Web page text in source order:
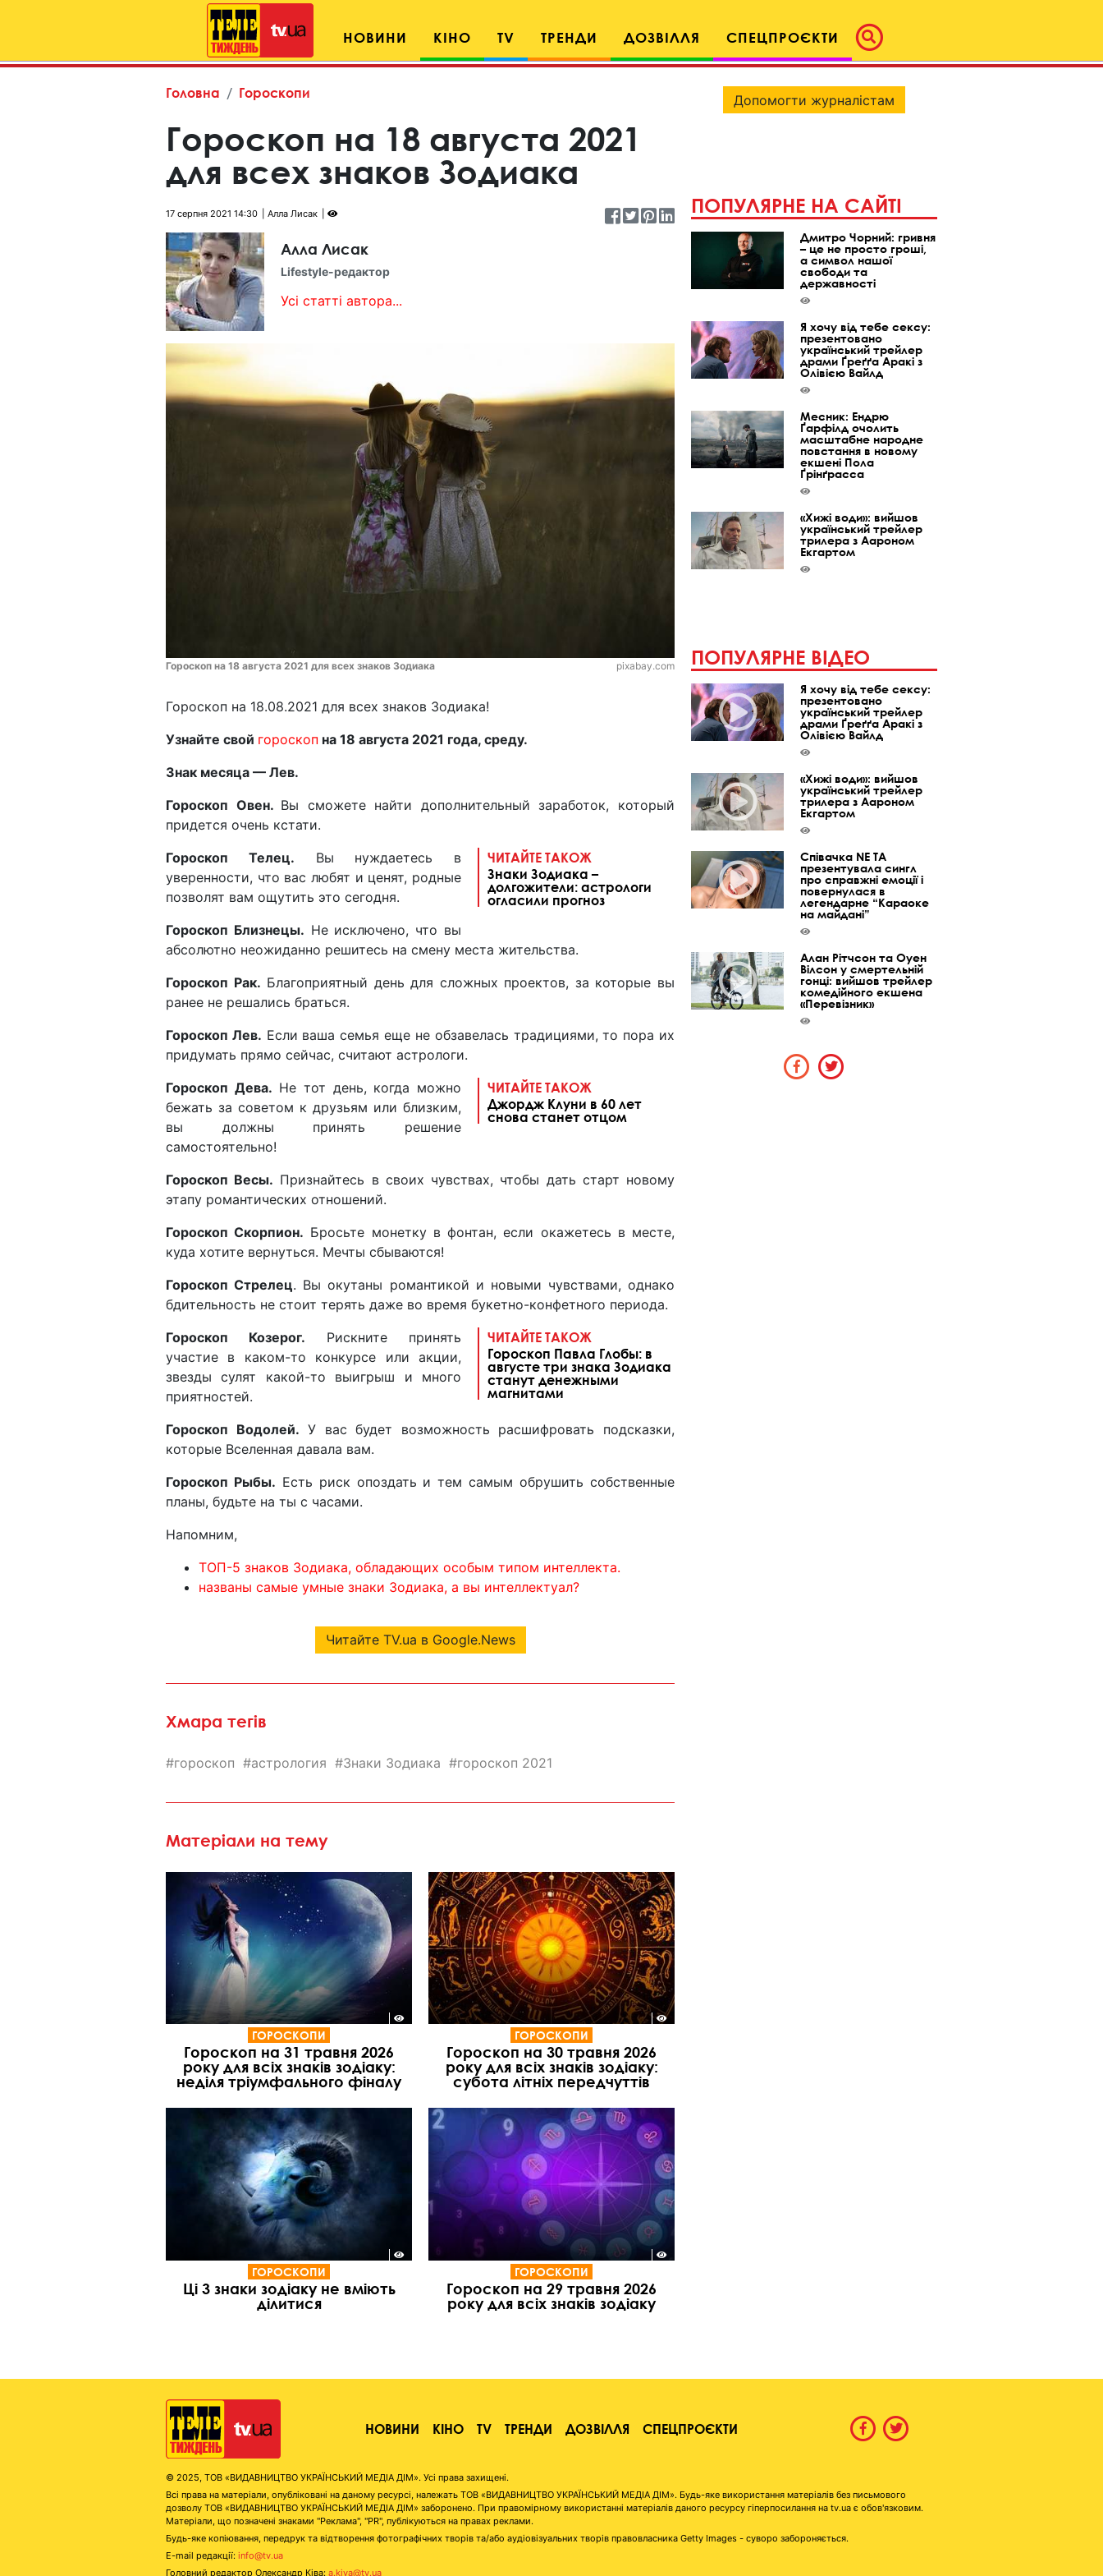
НОВИНИ КІНО TV ТРЕНДИ ДОЗВІЛЛЯ СПЕЦПРОЄКТИ
Головна Гороскопи
Гороскоп на 18 августа 2021
для всех знаков Зодиака
17 серпня 2021 14:30 Алла Лисак
Алла Лисак
Lifestyle-редактор
Усі статті автора...
Гороскоп на 18 августа 2021 для всех знаков Зодиака pixabay.com
Гороскоп на 18.08.2021 для всех знаков Зодиака!
Узнайте свой гороскоп на 18 августа 2021 года, среду.
Знак месяца — Лев.
Гороскоп Овен. Вы сможете найти дополнительный заработок, который
придется очень кстати.
ЧИТАЙТЕ ТАКОЖ
Знаки Зодиака –
долгожители: астрологи
огласили прогноз
Гороскоп Телец. Вы нуждаетесь в
уверенности, что вас любят и ценят, родные
позволят вам ощутить это сегодня.
Гороскоп Близнецы. Не исключено, что вы
абсолютно неожиданно решитесь на смену места жительства.
Гороскоп Рак. Благоприятный день для сложных проектов, за которые вы
ранее не решались браться.
Гороскоп Лев. Если ваша семья еще не обзавелась традициями, то пора их
придумать прямо сейчас, считают астрологи.
ЧИТАЙТЕ ТАКОЖ
Джордж Клуни в 60 лет
снова станет отцом
Гороскоп Дева. Не тот день, когда можно
бежать за советом к друзьям или близким,
вы должны принять решение
самостоятельно!
Гороскоп Весы. Признайтесь в своих чувствах, чтобы дать старт новому
этапу романтических отношений.
Гороскоп Скорпион. Бросьте монетку в фонтан, если окажетесь в месте,
куда хотите вернуться. Мечты сбываются!
Гороскоп Стрелец. Вы окутаны романтикой и новыми чувствами, однако
бдительность не стоит терять даже во время букетно-конфетного периода.
ЧИТАЙТЕ ТАКОЖ
Гороскоп Павла Глобы: в
августе три знака Зодиака
станут денежными
магнитами
Гороскоп Козерог. Рискните принять
участие в каком-то конкурсе или акции,
звезды сулят какой-то выигрыш и много
приятностей.
Гороскоп Водолей. У вас будет возможность расшифровать подсказки,
которые Вселенная давала вам.
Гороскоп Рыбы. Есть риск опоздать и тем самым обрушить собственные
планы, будьте на ты с часами.
Напомним,
ТОП-5 знаков Зодиака, обладающих особым типом интеллекта.
названы самые умные знаки Зодиака, а вы интеллектуал?
Читайте TV.ua в Google.News
Хмара тегів
гороскоп астрология Знаки Зодиака гороскоп 2021
Матеріали на тему
ГОРОСКОПИ
Гороскоп на 31 травня 2026
року для всіх знаків зодіаку:
неділя тріумфального фіналу
ГОРОСКОПИ
Гороскоп на 30 травня 2026
року для всіх знаків зодіаку:
субота літніх передчуттів
ГОРОСКОПИ
Ці 3 знаки зодіаку не вміють
ділитися
ГОРОСКОПИ
Гороскоп на 29 травня 2026
року для всіх знаків зодіаку
Допомогти журналістам
ПОПУЛЯРНЕ НА САЙТІ
Дмитро Чорний: гривня
– це не просто гроші,
а символ нашої
свободи та
державності
Я хочу від тебе сексу:
презентовано
український трейлер
драми Ґреґґа Аракі з
Олівією Вайлд
Месник: Ендрю
Ґарфілд очолить
масштабне народне
повстання в новому
екшені Пола
Ґрінґрасса
«Хижі води»: вийшов
український трейлер
трилера з Аароном
Екгартом
ПОПУЛЯРНЕ ВІДЕО
Я хочу від тебе сексу:
презентовано
український трейлер
драми Ґреґґа Аракі з
Олівією Вайлд
«Хижі води»: вийшов
український трейлер
трилера з Аароном
Екгартом
Співачка NE TA
презентувала сингл
про справжні емоції і
повернулася в
легендарне “Караоке
на майдані”
Алан Рітчсон та Оуен
Вілсон у смертельній
гонці: вийшов трейлер
комедійного екшена
«Перевізник»
НОВИНИ КІНО TV ТРЕНДИ ДОЗВІЛЛЯ СПЕЦПРОЄКТИ
© 2025, ТОВ «ВИДАВНИЦТВО УКРАЇНСЬКИЙ МЕДІА ДІМ». Усі права захищені.
Всі права на матеріали, опубліковані на даному ресурсі, належать ТОВ «ВИДАВНИЦТВО УКРАЇНСЬКИЙ МЕДІА ДІМ». Будь-яке використання матеріалів без письмового
дозволу ТОВ «ВИДАВНИЦТВО УКРАЇНСЬКИЙ МЕДІА ДІМ» заборонено. При правомірному використанні матеріалів даного ресурсу гіперпосилання на tv.ua є обов'язковим.
Матеріали, що позначені знаками "Реклама", "PR", публікуються на правах реклами.
Будь-яке копіювання, передрук та відтворення фотографічних творів та/або аудіовізуальних творів правовласника Getty Images - суворо забороняється.
E-mail редакції: info@tv.ua
Головний редактор Олександр Ківа: a.kiva@tv.ua